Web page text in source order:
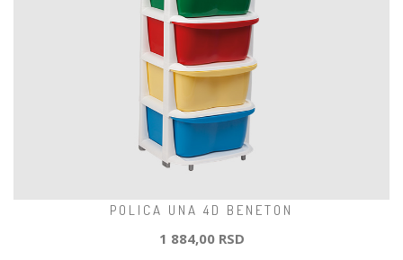
POLICA UNA 4D BENETON
1 884,00 RSD